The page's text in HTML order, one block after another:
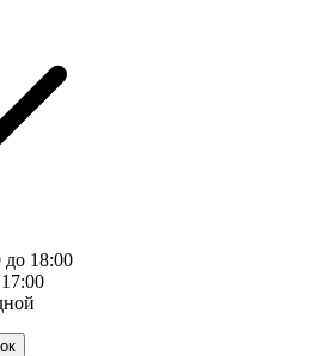
до 18:00